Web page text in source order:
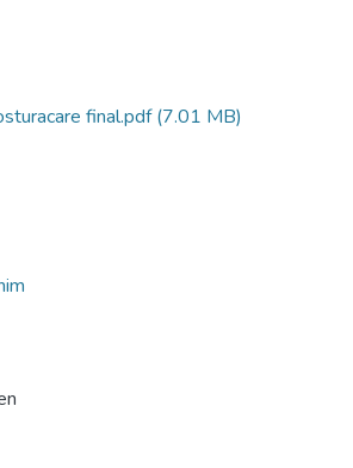
final.pdf(7.01 MB)